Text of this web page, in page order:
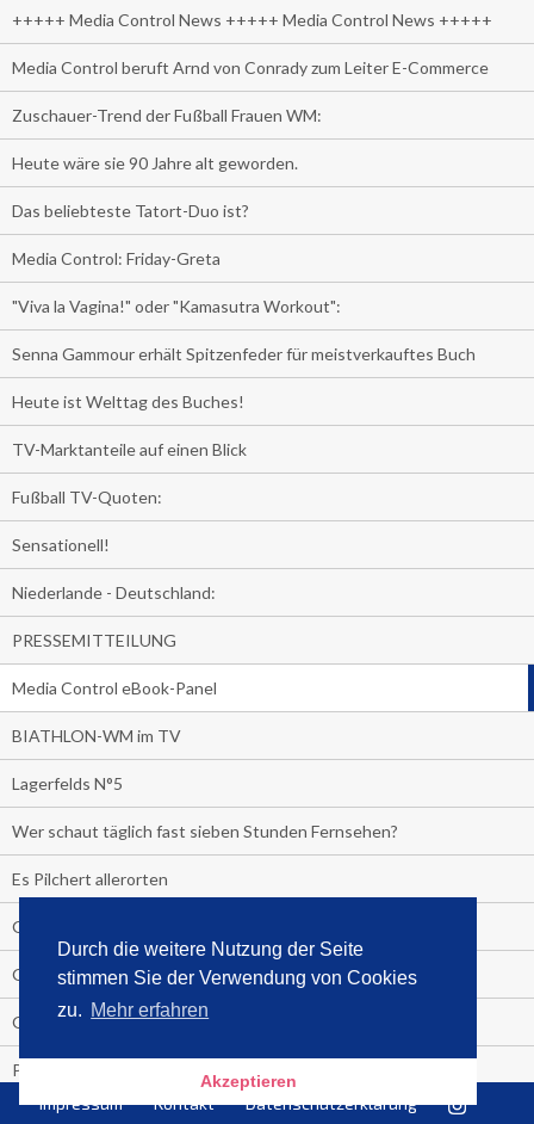
Durch die weitere Nutzung der Seite
stimmen Sie der Verwendung von Cookies
zu. Mehr erfahren
Akzeptieren
+++++ Media Control News +++++ Media Control News +++++
Media Control beruft Arnd von Conrady zum Leiter E-Commerce
Zuschauer-Trend der Fußball Frauen WM:
Heute wäre sie 90 Jahre alt geworden.
Das beliebteste Tatort-Duo ist?
Media Control: Friday-Greta
"Viva la Vagina!" oder "Kamasutra Workout":
Senna Gammour erhält Spitzenfeder für meistverkauftes Buch
Heute ist Welttag des Buches!
TV-Marktanteile auf einen Blick
Fußball TV-Quoten:
Sensationell!
Niederlande - Deutschland:
PRESSEMITTEILUNG
Media Control eBook-Panel
BIATHLON-WM im TV
Lagerfelds N°5
Wer schaut täglich fast sieben Stunden Fernsehen?
Es Pilchert allerorten
Geheime Promi-Bücher-Bestenliste
Gratis-E-Book-Aktionen
Gefahr fürs Dschungelcamp!
PRESSEMITTEILUNG
Deutschland im Handball-Fieber
Impressum Kontakt Datenschutzerklärung